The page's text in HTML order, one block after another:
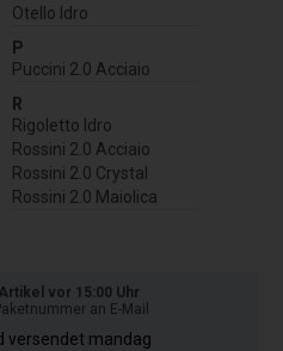
Otello Idro
P
Puccini 2.0 Acciaio
R
Rigoletto Idro
Rossini 2.0 Acciaio
Rossini 2.0 Crystal
Rossini 2.0 Maiolica
vor 15:00 Uhr
an E-Mail
versendet mandag